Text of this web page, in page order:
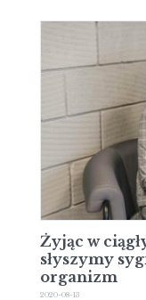
Żyjąc w
słyszymy
organizm
2020-08-13